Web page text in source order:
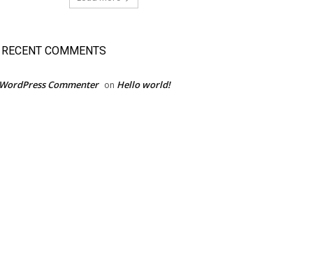
RECENT COMMENTS
Commenter on Hello world!